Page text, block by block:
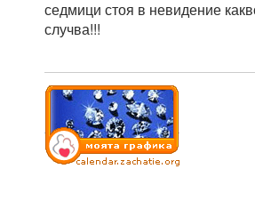
седмици стоя в невидение
случва!!!